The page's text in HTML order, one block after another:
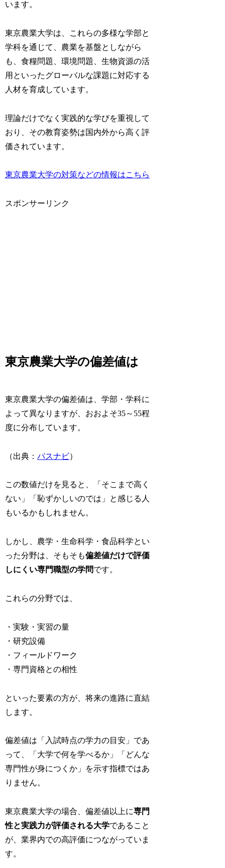
います。
東京農業大学は、これらの多様な学部と
学科を通じて、 農業を基盤としながら
も、食糧問題、環境問題、生物資源の活
用といったグローバルな課題に対応する
人材を育成しています。
理論だけでなく実践的な学びを重視して
おり、その教育姿勢は国内外から高く評
価されています。
東京農業大学の対策などの情報はこちら
スポンサーリンク
東京農業大学の偏差値は
東京農業大学の偏差値は、学部・学科に
よって異なりますが、おおよそ35～55程
度に分布しています。
（出典：パスナビ）
この数値だけを見ると、「そこまで高く
ない」「恥ずかしいのでは」と感じる人
もいるかもしれません。
しかし、農学・生命科学・食品科学とい
った分野は、そもそも偏差値だけで評価
しにくい専門職型の学問です。
これらの分野では、
・実験・実習の量
・研究設備
・フィールドワーク
・専門資格との相性
といった要素の方が、将来の進路に直結
します。
偏差値は「入試時点の学力の目安」であ
って、「大学で何を学べるか」「どんな
専門性が身につくか」を示す指標ではあ
りません。
東京農業大学の場合、偏差値以上に専門
性と実践力が評価される大学であること
が、業界内での高評価につながっていま
す。